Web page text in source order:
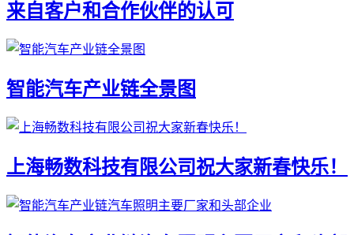
来自客户和合作伙伴的认可
智能汽车产业链全景图
上海畅数科技有限公司祝大家新春快乐！